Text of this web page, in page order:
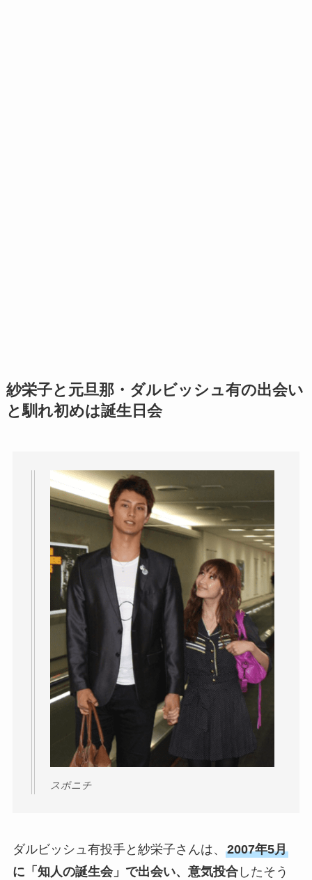
紗栄子と元旦那・ダルビッシュ有の出会い
と馴れ初めは誕生日会
スポニチ
ダルビッシュ有投手と紗栄子さんは、 2007年5月
に「知人の誕生会」で出会い、意気投合したそう